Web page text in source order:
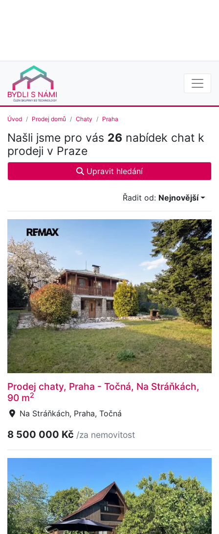
Úvod Prodej domů Chaty Praha
Našli jsme pro vás 26 nabídek chat k
prodeji v Praze
Upravit hledání
Řadit od: Nejnovější
Prodej chaty, Praha - Točná, Na Stráňkách,
90 m2
Na Stráňkách, Praha, Točná
8 500 000 Kč /za nemovitost